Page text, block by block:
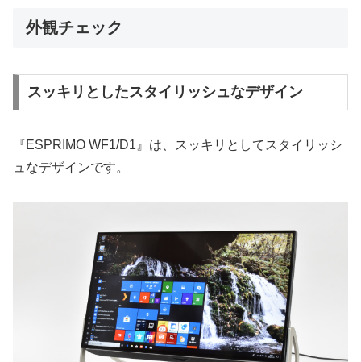
外観チェック
スッキリとしたスタイリッシュなデザイン
『ESPRIMO WF1/D1』は、スッキリとしてスタイリッシ
ュなデザインです。